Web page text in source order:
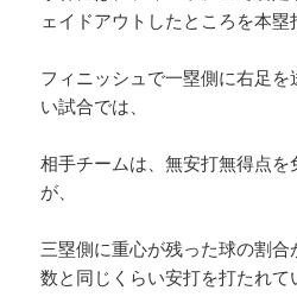
ェイドアウトしたところを本塁
フィニッシュで一塁側に右足
い試合では、
相手チームは、無安打無得点
が、
三塁側に重心が残った球の割
数と同じくらい安打を打たれて